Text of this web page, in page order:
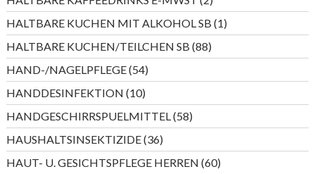
Produkte
HALTBARE KUCHEN MIT ALKOHOL SB 11
Produkt
HALTBARE KUCHEN/TEILCHEN SB 8888
Produkte
HAND-/NAGELPFLEGE 5454
Produkte
HANDDESINFEKTION 1010
Produkte
HANDGESCHIRRSPUELMITTEL 5858
Produkte
HAUSHALTSINSEKTIZIDE 3636
Produkte
HAUT- U. GESICHTSPFLEGE HERREN 6060